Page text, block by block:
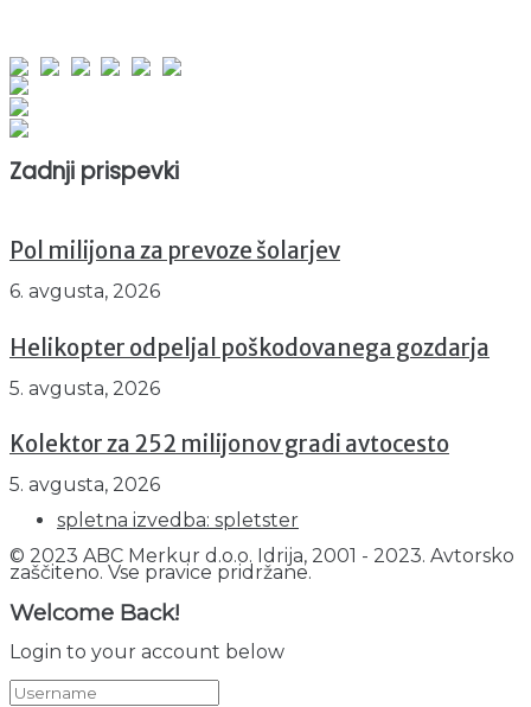
Zadnji prispevki
Pol milijona za prevoze šolarjev
6. avgusta, 2026
Helikopter odpeljal poškodovanega gozdarja
5. avgusta, 2026
Kolektor za 252 milijonov gradi avtocesto
5. avgusta, 2026
spletna izvedba: spletster
© 2023 ABC Merkur d.o.o. Idrija, 2001 - 2023. Avtorsko
zaščiteno. Vse pravice pridržane.
Welcome Back!
Login to your account below